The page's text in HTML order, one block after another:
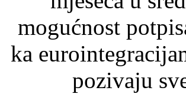
mogućnost
ka
pozivaju